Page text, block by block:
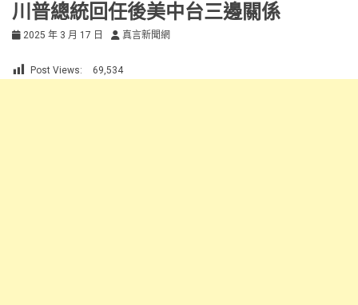
川普總統回任後美中台三邊關係
2025 年 3 月 17 日 真言新聞網
Post Views: 69,534